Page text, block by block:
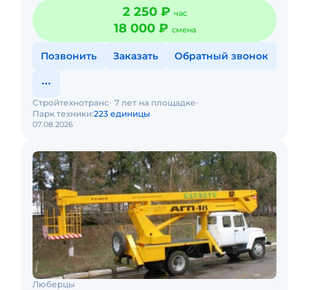
2 250 ₽ час
18 000 ₽ смена
Позвонить Заказать Обратный звонок
07.08.2026
Стройтехнотранс 7 лет на площадке
Парк техники:223 единицы
Люберцы